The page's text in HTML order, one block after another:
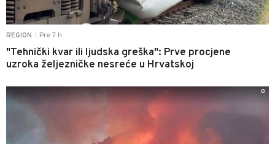
REGION Pre 7 h
"Tehnički kvar ili ljudska greška": Prve procjene
uzroka željezničke nesreće u Hrvatskoj
0